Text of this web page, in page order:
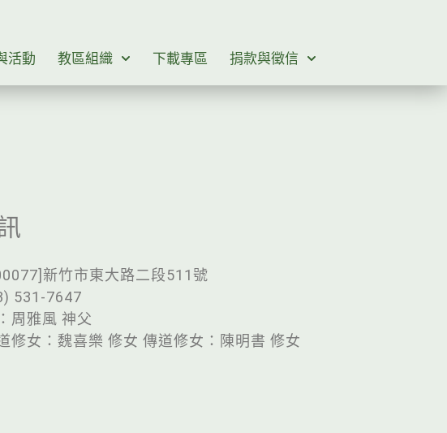
活動 教區組織 下載專區 捐款與徵信
新竹市東大路二段511號
531-7647
周雅風 神父
修女：魏喜樂 修女 傳道修女：陳明書 修女